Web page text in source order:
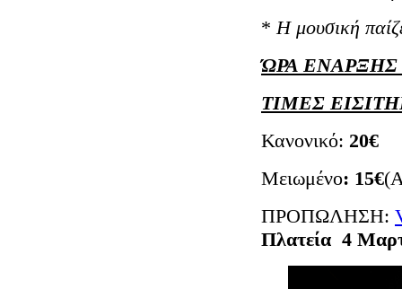
* Η μουσική
ΏΡΑ ΕΝΑΡΞΗΣ
ΤΙΜΕΣ
Κανονικό: 20€
Μειωμένο: 15€
ΠΡΟΠΩΛΗΣΗ:
Πλατεία 4